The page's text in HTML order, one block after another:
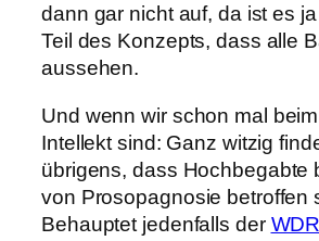
dann gar nicht auf, da ist es
Teil des Konzepts, dass alle
aussehen.
Und wenn wir schon mal
Intellekt sind: Ganz witzig
übrigens, dass Hochbegabte
von Prosopagnosie betroffen
Behauptet jedenfalls der WDR